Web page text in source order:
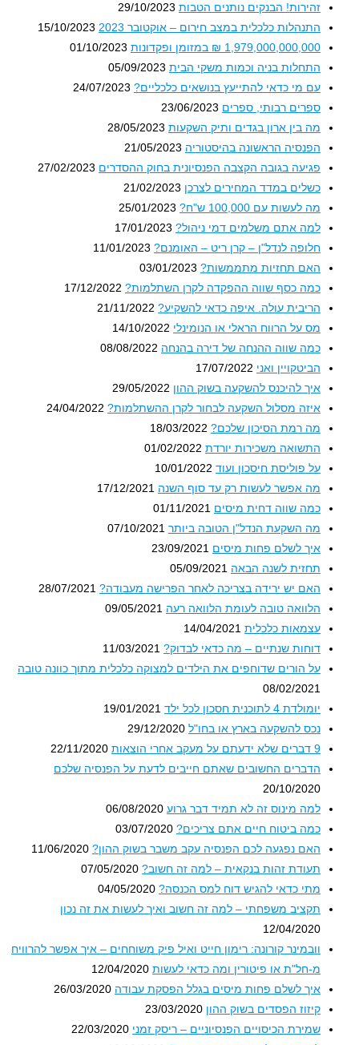
זהירות! הבנקים נותנים הטבות 29/10/2023
התנהלות כלכלית במצב חירום – אוקטובר 2023
15/10/2023
1,979,000,000,000 ₪ במזומן ופקדונות
01/10/2023
התחלות בניה וכמות משקי הבית 05/09/2023
עם מי כדאי להתייעץ בנושאים כלכליים? 24/07/2023
ספרים רבותי, ספרים 23/06/2023
מה בין ארון בגדים ותיק השקעות 28/05/2023
הפנסיה הראשונה בהיסטוריה 21/05/2023
פגיעה בגובה הקצבה הפנסיונית בחוק ההסדרים 27/02/2023
כשלים במדד המחירים לצרכן 21/02/2023
מה לעשות עם 100,000 ש"ח?
25/01/2023
למה אתם משלמים דמי ניהול? 17/01/2023
חלופה לנדל"ן – קרן ריט – האומנם? 11/01/2023
האם תחזיות מתממשות? 03/01/2023
כמה כסף שווה ההפקדה לקרן השתלמות? 17/12/2022
הריבית עולה. איפה כדאי להשקיע? 21/11/2022
מס על הרווח הראלי או הנומינלי 14/10/2022
כמה שווה ההנחה של דירה בהנחה 08/08/2022
הביטקויין ואני 17/07/2022
איך להיכנס להשקעה בשוק ההון 29/05/2022
איזה מסלול השקעה לבחור לקרן ההשתלמות? 24/04/2022
מה רמת הסיכון שלכם? 18/03/2022
התשואה משכירות יורדת 01/02/2022
על פוליסת חיסכון ועוד
10/01/2022
מה אפשר לעשות רק עד סוף השנה 17/12/2021
כמה שווה דחית מיסים 01/11/2021
מה השקעת הנדל"ן הטובה ביותר 07/10/2021
איך לשלם פחות מיסים 23/09/2021
תחזית לשנה הבאה 05/09/2021
האם יש ירידה בצריכה לאחר הפרישה מעבודה? 28/07/2021
הלוואה טובה לעומת הלוואה רעה 09/05/2021
עצמאות כלכלית 14/04/2021
דוחות שנתיים – מה כדאי לבדוק? 11/03/2021
על הורים שדוחפים את הילדים למצוקה כלכלית מתוך כוונה טובה
08/02/2021
יומולדת 4 לתוכנית חסכון לכל ילד
19/01/2021
נכס להשקעה בארץ או בחו"ל 29/12/2020
22/11/2020
הדברים החשובים שאתם חייבים לדעת על הפנסיה שלכם
20/10/2020
למה מינוס זה לא תמיד דבר גרוע 06/08/2020
כמה ביטוח חיים אתם צריכים? 03/07/2020
האם נפגעה לכם הפנסיה עקב משבר בשוק ההון? 11/06/2020
תעודת זהות בנקאית – למה זה חשוב? 07/05/2020
מתי כדאי להגיש דוח למס הכנסה? 04/05/2020
תקציב משפחתי – למה זה חשוב ואיך לעשות את זה נכון
12/04/2020
וובמינר קורונה: רימון חייט ואיל פיק משוחחים – איך אפשר להרוויח
מ-חל"ת או פיטורין ומה כדאי לעשות 12/04/2020
איך לשלם פחות מיסים בגלל הפסקת עבודה 26/03/2020
קיזוז הפסדים בשוק ההון 23/03/2020
שמירת הכיסויים הפנסיוניים – ריסק זמני 22/03/2020